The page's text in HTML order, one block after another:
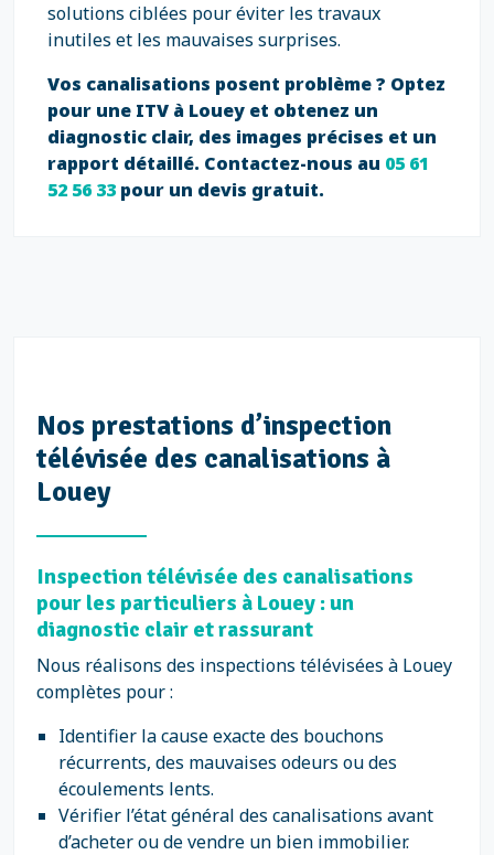
solutions ciblées pour éviter les travaux
inutiles et les mauvaises surprises.
Vos canalisations posent problème ? Optez
pour une ITV à Louey et obtenez un
diagnostic clair, des images précises et un
rapport détaillé. Contactez-nous au 05 61
52 56 33 pour un devis gratuit.
Nos prestations d’inspection
télévisée des canalisations à
Louey
Inspection télévisée des canalisations
pour les particuliers à Louey : un
diagnostic clair et rassurant
Nous réalisons des inspections télévisées à Louey
complètes pour :
Identifier la cause exacte des bouchons
récurrents, des mauvaises odeurs ou des
écoulements lents.
Vérifier l’état général des canalisations avant
d’acheter ou de vendre un bien immobilier.